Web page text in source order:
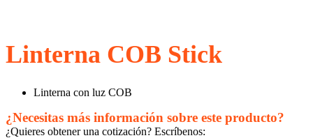
Linterna COB Stick
Linterna con luz COB
¿Necesitas más información sobre este producto?
¿Quieres obtener una cotización? Escríbenos: